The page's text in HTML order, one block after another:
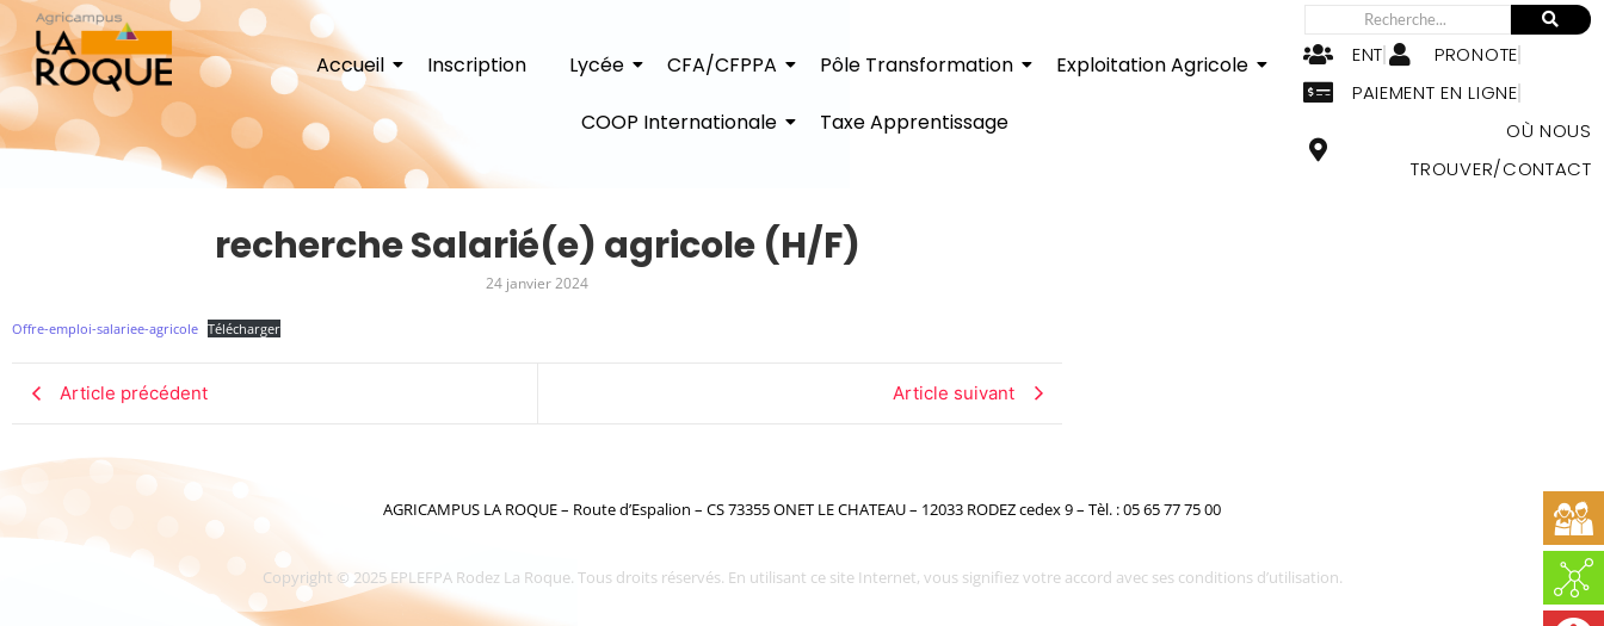
Accueil Inscription Lycée CFA/CFPPA Pôle Transformation Exploitation Agricole
COOP Internationale Taxe Apprentissage
ENT
PRONOTE
PAIEMENT EN LIGNE
OÙ NOUS
TROUVER/CONTACT
recherche Salarié(e) agricole (H/F)
24 janvier 2024
Offre-emploi-salariee-agricole Télécharger
Article précédent Article suivant
AGRICAMPUS LA ROQUE – Route d’Espalion – CS 73355 ONET LE CHATEAU – 12033 RODEZ cedex 9 – Tèl. : 05 65 77 75 00
Copyright © 2025 EPLEFPA Rodez La Roque. Tous droits réservés. En utilisant ce site Internet, vous signifiez votre accord avec ses conditions d’utilisation.